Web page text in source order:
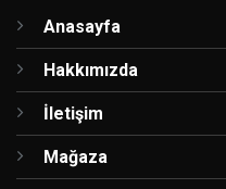
Anasayfa
Hakkımızda
İletişim
Mağaza